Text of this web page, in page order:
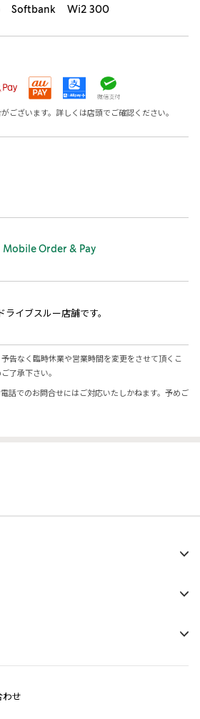
Softbank Wi2 300
ございます。詳しくは店頭でご確認ください。
Mobile Order & Pay
イブスルー店舗です。
告なく臨時休業や営業時間を変更をさせて頂くこ
了承下さい。
話でのお問合せにはご対応いたしかねます。予めご
せ